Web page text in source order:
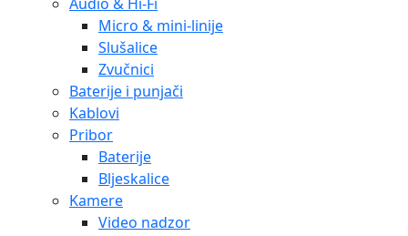
Micro & mini-linije
Slušalice
Zvučnici
Baterije i punjači
Kablovi
Pribor
Baterije
Bljeskalice
Kamere
Video nadzor